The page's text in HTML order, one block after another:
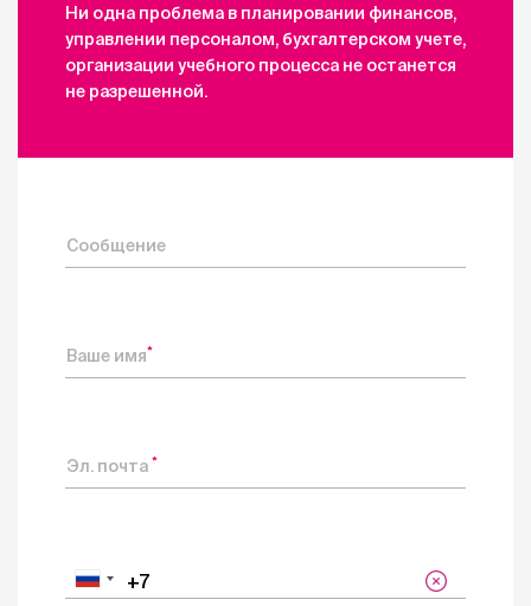
Ни одна проблема в планировании финансов,
управлении персоналом, бухгалтерском учете,
организации учебного процесса не останется
не разрешенной.
Сообщение
Ваше имя*
Эл. почта *